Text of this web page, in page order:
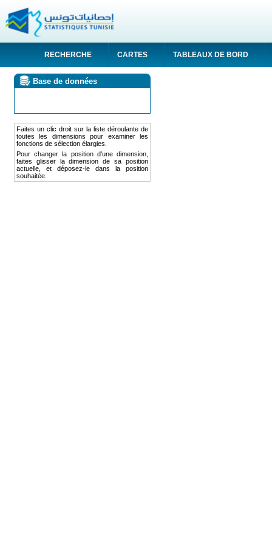
RECHERCHE CARTES TABLEAUX DE BORD
Base de données
Faites un clic droit sur la liste déroulante de
toutes les dimensions pour examiner les
fonctions de sélection élargies.
Pour changer la position d'une dimension,
faites glisser la dimension de sa position
actuelle, et déposez-le dans la position
souhaitée.